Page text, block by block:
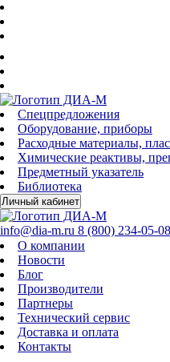
Спецпредложения
Оборудование, приборы
Расходные материалы,
Химические реактивы,
Предметный указатель
Библиотека
Личный кабинет
info@dia-m.ru 8 (800) 234-05-08
О компании
Новости
Блог
Производители
Партнеры
Технический сервис
Доставка и оплата
Контакты